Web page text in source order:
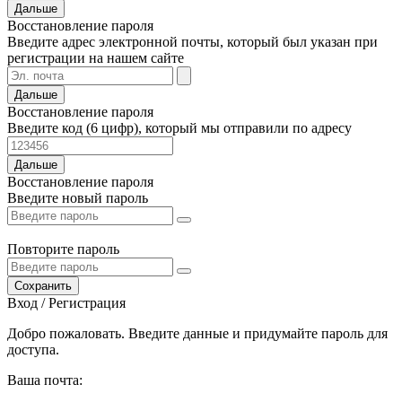
Дальше
Восстановление пароля
Введите адрес электронной почты, который был указан при
регистрации на нашем сайте
Дальше
Восстановление пароля
Введите код (6 цифр), который мы отправили по адресу
Дальше
Восстановление пароля
Введите новый пароль
Повторите пароль
Сохранить
Вход / Регистрация
Добро пожаловать. Введите данные и придумайте пароль для
доступа.
Ваша почта: